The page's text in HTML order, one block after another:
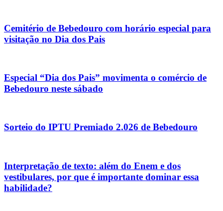
Cemitério de Bebedouro com horário especial para
visitação no Dia dos Pais
Especial “Dia dos Pais” movimenta o comércio de
Bebedouro neste sábado
Sorteio do IPTU Premiado 2.026 de Bebedouro
Interpretação de texto: além do Enem e dos
vestibulares, por que é importante dominar essa
habilidade?